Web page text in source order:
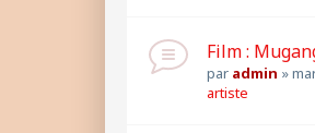
Film :
par admin »
artiste